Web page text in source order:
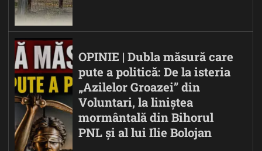
OPINIE | Dubla măsură care
pute a politică: De la isteria
„Azilelor Groazei” din
Voluntari, la liniștea
mormântală din Bihorul
PNL și al lui Ilie Bolojan